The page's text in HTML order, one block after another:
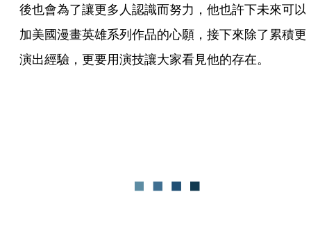
後也會為了讓更多人認識而努力，他也許下未來可以
加美國漫畫英雄系列作品的心願，接下來除了累積更
演出經驗，更要用演技讓大家看見他的存在。